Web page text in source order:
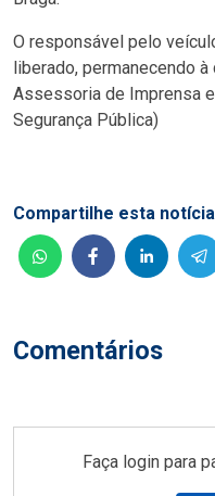
O responsável pelo
liberado, permanecendo
Assessoria de Imprensa
Segurança Pública)
Comentários
Compartilhe esta notícia
Faça login para